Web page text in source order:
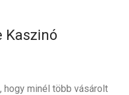
Kaszinó
hogy minél több vásárolt